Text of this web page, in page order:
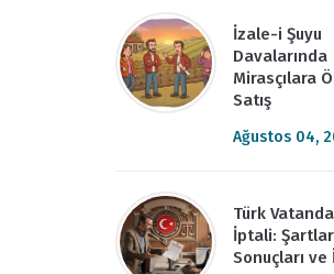
İzale-i Şuyu
Davalarında
Mirasçılara
Satış
Ağustos 04,
Türk
İptali:
Sonuçları